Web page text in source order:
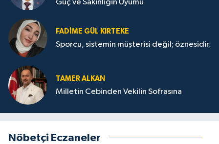
Güç ve Sakinliğin Uyumu
FADIME GÜL KIRTEKE
Sporcu, sistemin müşterisi değil; öznesidir.
TAMER ALKAN
Milletin Cebinden Vekilin Sofrasına
Nöbetçi Eczaneler